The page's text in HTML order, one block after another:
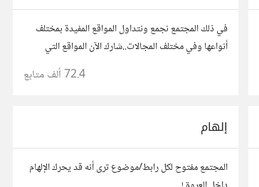
في ذلك المجتمع نجمع ونتداول المواقع المفيدة بمختلف
أنواعها وفي مختلف المجالات..شارك الآن المواقع التي
أعجبتك أو ترى أنها مفيدة :) رجاء شارك رابط مباشر
72.4 ألف متابع
إلهام
المجتمع مفتوح لكل رابط/موضوع ترى أنه قد يحرك الإلهام